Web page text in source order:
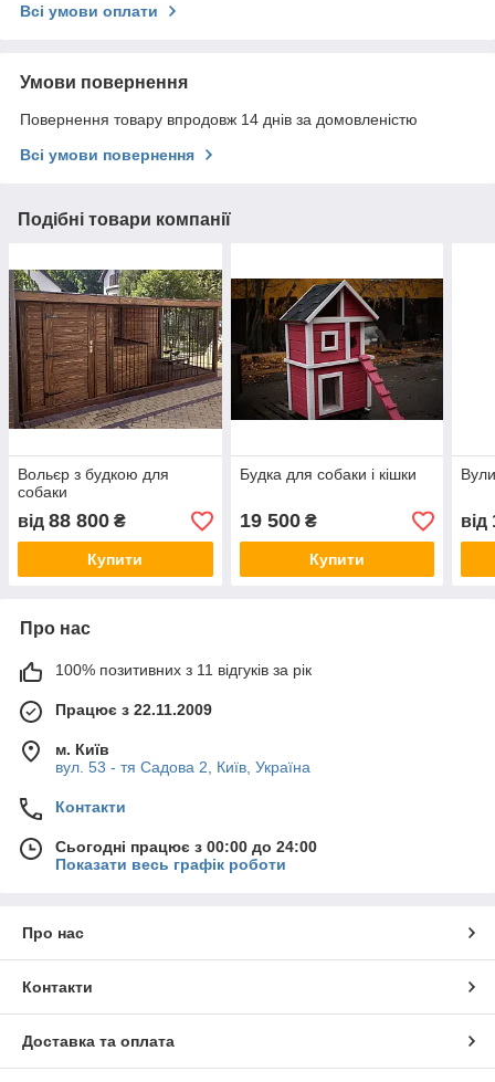
Всі умови оплати
Умови повернення
Повернення товару впродовж 14 днів за домовленістю
Всі умови повернення
Подібні товари компанії
Вольєр з будкою для
собаки
від 88 800 ₴
Купити
Будка для собаки і кішки
19 500₴
Купити
від
Про нас
100% позитивних з 11 відгуків за рік
Працює з 22.11.2009
м. Київ
вул. 53 - тя Садова 2, Київ, Україна
Контакти
Сьогодні працює з 00:00 до 24:00
Показати весь графік роботи
Про нас
Контакти
Доставка та оплата